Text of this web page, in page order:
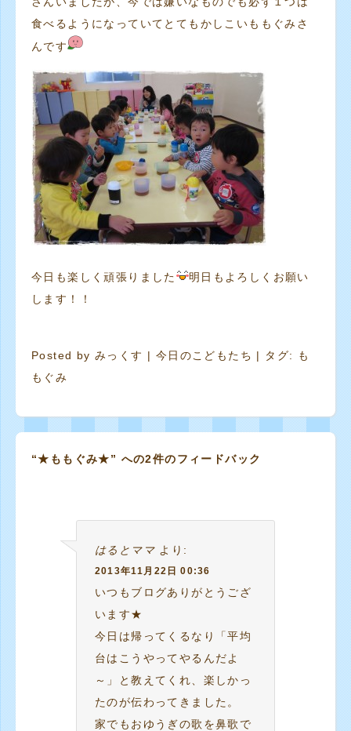
食べるようになっていてとてもかしこいももぐみさ
んです
今日も楽しく頑張りました
明日もよろしくお願い
します！！
Posted byみっくす | 今日のこどもたち | タグ:
も
もぐみ
“★ももぐみ★” への2件のフィードバック
はるとママ より:
2013年11月22日 00:36
いつもブログありがとうござ
います★
今日は帰ってくるなり「平均
台はこうやってやるんだよ
～」と教えてくれ、楽しかっ
たのが伝わってきました。
家でもおゆうぎの歌を鼻歌で